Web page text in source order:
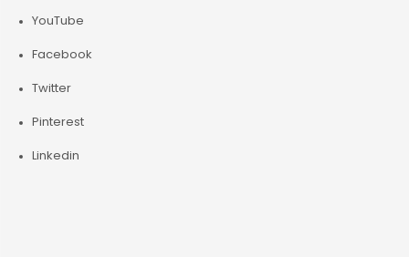
YouTube
Facebook
Twitter
Pinterest
Linkedin